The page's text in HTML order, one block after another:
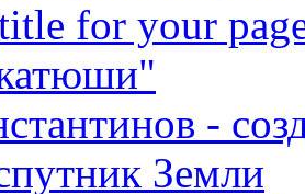
for your
-
Земли